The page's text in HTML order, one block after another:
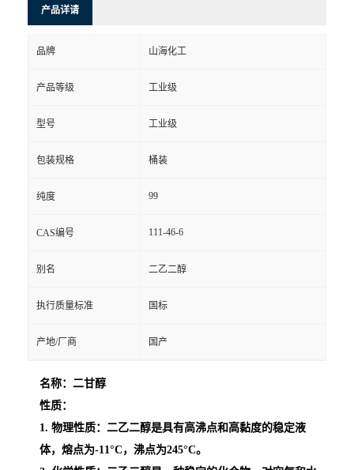
产品详请
品牌 山海化工
产品等级 工业级
型号 工业级
包装规格 桶装
纯度 99
CAS编号 111-46-6
别名 二乙二醇
执行质量标准 国标
产地/厂商 国产
名称：二甘醇
性质：
1. 物理性质：二乙二醇是具有高沸点和高黏度的稳定液
体，熔点为-11°C，沸点为245°C。